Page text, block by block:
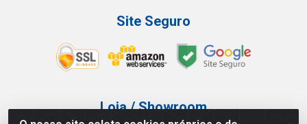
Site Seguro
Loja / Showroom